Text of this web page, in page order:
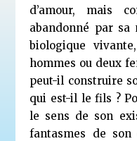
d’amour, mais
abandonné par
biologique
hommes ou deux
peut-il construire
qui est-il le fils ?
le sens de son
fantasmes de